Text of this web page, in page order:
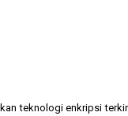
teknologi enkripsi